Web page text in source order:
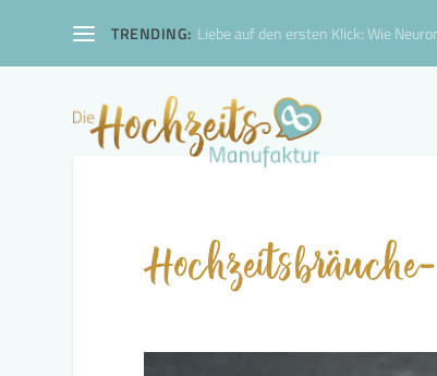
TRENDING: Liebe auf den ersten Klick: Wie